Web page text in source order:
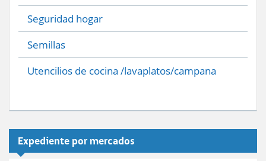
Seguridad hogar
Semillas
Utencilios de cocina /lavaplatos/campana
Expediente por mercados